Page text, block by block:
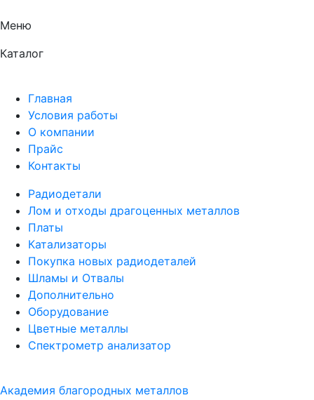
Меню
Каталог
Главная
Условия работы
О компании
Прайс
Контакты
Радиодетали
Лом и отходы драгоценных металлов
Платы
Катализаторы
Покупка новых радиодеталей
Шламы и Отвалы
Дополнительно
Оборудование
Цветные металлы
Спектрометр анализатор
Академия благородных металлов